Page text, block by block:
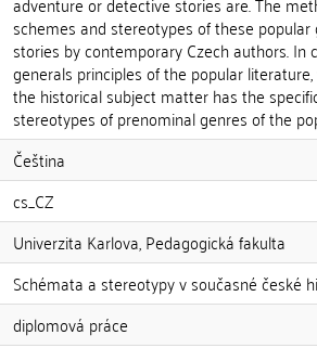
schemes and stereotypes of these
stories by contemporary Czech authors.
generals principles of the popular
the historical subject matter has the
stereotypes of prenominal genres of the
Čeština
cs_CZ
Univerzita Karlova, Pedagogická fakulta
Schémata a stereotypy v současné české
diplomová práce